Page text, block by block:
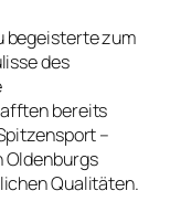
begeisterte zum
des
bereits
–
Oldenburgs
Qualitäten.